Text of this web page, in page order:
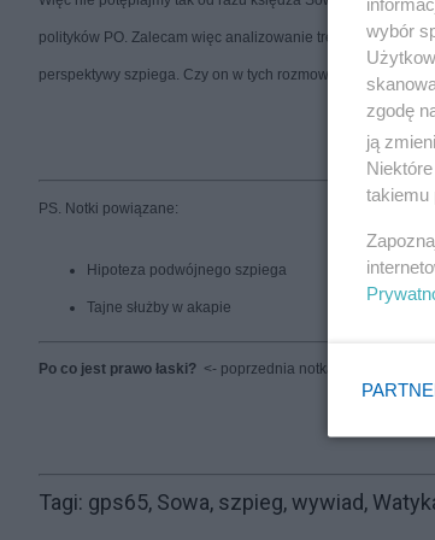
polityków PO. Zalecam więc analizowanie treści
perspektywy szpiega. Czy on w tych rozmowach więcej
PS. Notki powiązane:
Hipoteza podwójnego szpiega
Tajne służby w akapie
Po co jest prawo łaski? <- poprzednia notka
Tagi: gps65, Sowa, szpieg, wywiad,
wybór
zgodę
ją
takiemu